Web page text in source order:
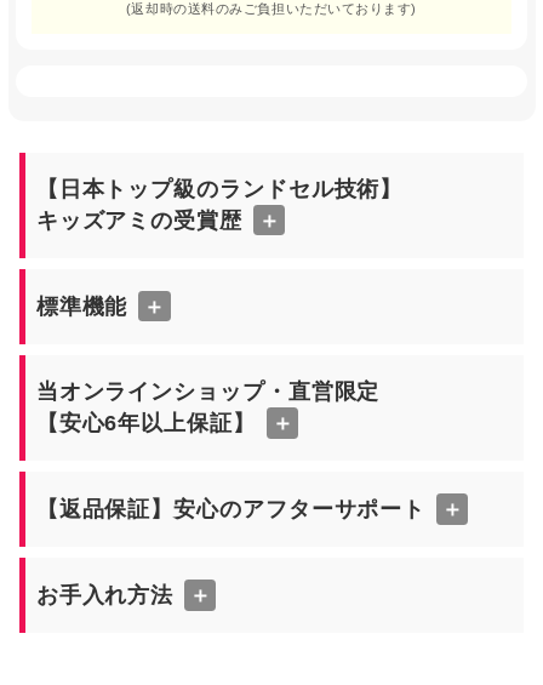
(返却時の送料のみご負担いただいております)
【日本トップ級のランドセル技術】
キッズアミの受賞歴
＋
標準機能 ＋
当オンラインショップ・直営限定
【安心6年以上保証】
＋
【返品保証】安心のアフターサポート ＋
お手入れ方法 ＋